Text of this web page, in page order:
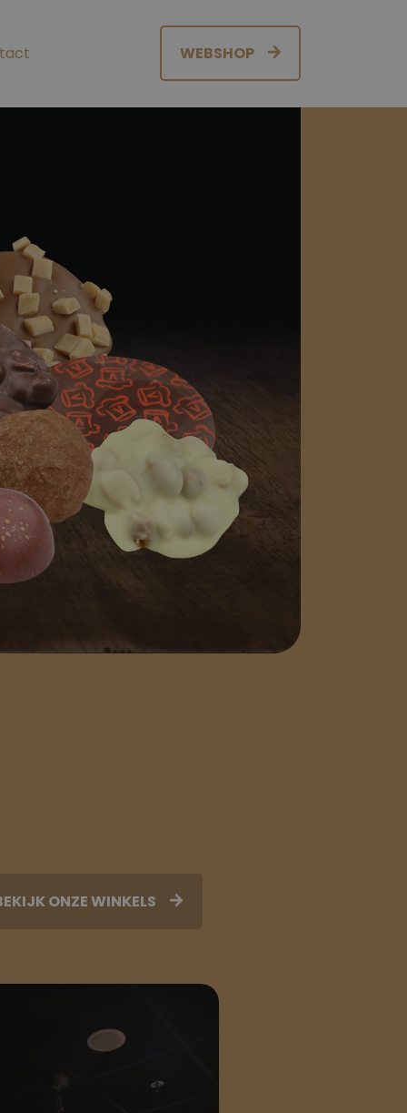
WEBSHOP
ONZE WINKELS